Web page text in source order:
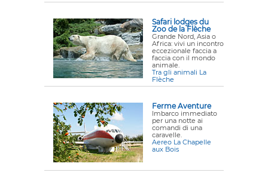
Safari lodges du
Zoo de la Flèche
Grande Nord, Asia o
Africa: vivi un incontro
eccezionale faccia a
faccia con il mondo
animale.
Tra gli animali La
Flèche
Ferme Aventure
Imbarco immediato
per una notte ai
comandi di una
caravelle.
Aereo La Chapelle
aux Bois